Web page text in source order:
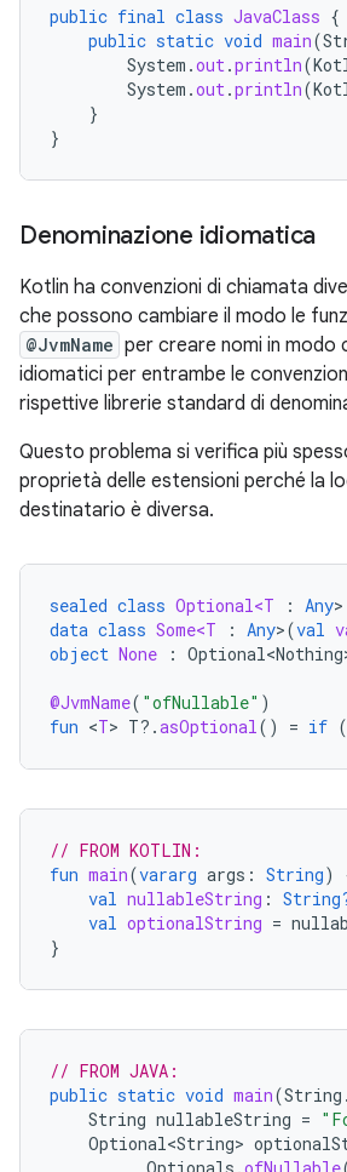
public final class JavaClass {
public static void main(
System .out.println(
System .out.println(
}
}
Denominazione idiomatica
Kotlin ha convenzioni di chiamata
che possono cambiare il modo le
@JvmName per creare nomi in modo
idiomatici per entrambe le
rispettive librerie standard di
Questo problema si verifica più
proprietà delle estensioni perché la
destinatario è diversa.
sealed class Optional<T : Any
data class Some<T : Any>(val
object None :
@JvmName( "ofNullable" )
fun <T> T?.asOptional() = if (
// FROM KOTLIN:
fun main(vararg args : String)
val nullableString :
val optionalString =
}
// FROM JAVA:
public static void main(String
String nullableString =
Optional<String>